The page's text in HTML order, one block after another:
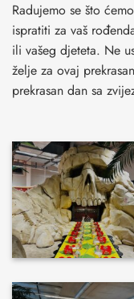
Radujemo se što
ispratiti za vaš
ili vašeg djeteta. Ne
želje za ovaj
prekrasan dan sa